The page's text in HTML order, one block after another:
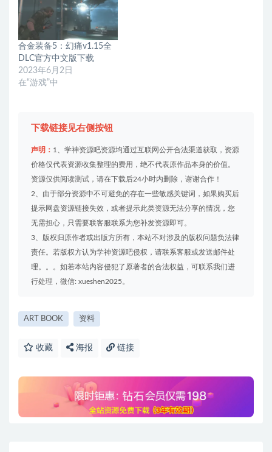
合金装备5：幻痛v1.15全
DLC官方中文版下载
2023年6月2日
在“游戏”中
下载链接见右侧按钮
声明： 1、学神资源吧资源均通过互联网公开合法渠道获取，资源
价格仅代表资源收集整理的费用，绝不代表原作品本身的价值。
资源仅供阅读测试，请在下载后24小时内删除，谢谢合作！
2、由于部分资源中不可避免的存在一些敏感关键词，如果购买后
提示网盘资源链接失效，或者提示此类资源无法分享的情况，您
无需担心，只需要联客服联系为您补发资源即可。
3、版权归原作者或出版方所有，本站不对涉及的版权问题负法律
责任。若版权方认为学神资源吧侵权，请联系客服或发送邮件处
理。。。如若本站内容侵犯了原著者的合法权益，可联系我们进
行处理，微信: xueshen2025。
ART BOOK 资料
收藏 海报 链接